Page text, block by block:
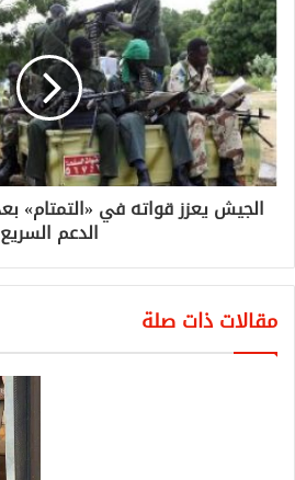
الدعم السريع
مقالات ذات صلة